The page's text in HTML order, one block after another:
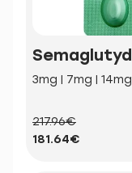
Semaglutyd
3mg | 7mg | 14mg
217.96€
181.64€